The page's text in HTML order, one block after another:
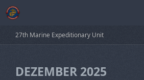
27th Marine Expeditionary Unit
DEZEMBER 2025